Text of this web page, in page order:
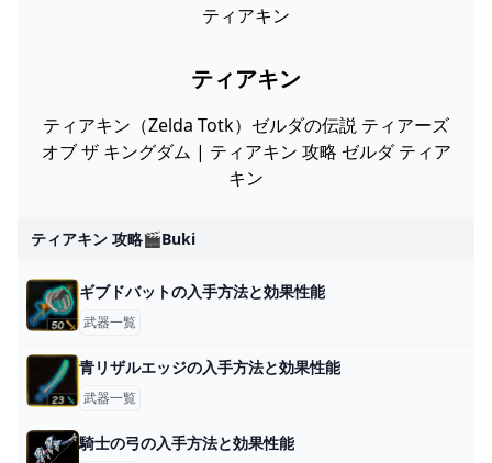
ティアキン
ティアキン
ティアキン（Zelda Totk）ゼルダの伝説 ティアーズ
オブ ザ キングダム | ティアキン 攻略 ゼルダ ティア
キン
ティアキン 攻略🎬buki
ギブドバットの入手方法と効果性能
武器一覧
青リザルエッジの入手方法と効果性能
武器一覧
騎士の弓の入手方法と効果性能